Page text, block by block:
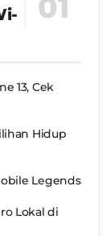
13, Cek
Hidup
Legends
Lokal di